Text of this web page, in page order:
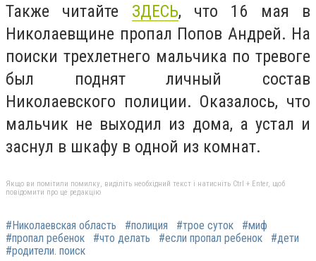
Также читайте ЗДЕСЬ, что 16 мая в
Николаевщине пропал Попов Андрей. На
поиски трехлетнего мальчика по тревоге
был поднят личный состав
Николаевского полиции. Оказалось, что
мальчик не выходил из дома, а устал и
заснул в шкафу в одной из комнат.
Якщо ви помітили помилку, виділіть необхідний текст і натисніть Ctrl + Enter, щоб
повідомити про це редакцію
#Николаевская область #полиция #трое суток
#миф
#пропал ребенок
#что делать #если пропал ребенок
#дети
#родители. поиск